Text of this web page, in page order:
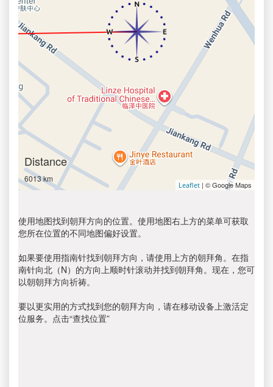
Distance
6013 km
Leaflet | © Google Maps
使用地图找到朝拜方向的位置。使用地图右上方的菜单可获取
您所在位置的不同地图偏好设置。
如果要使用指南针找到朝拜方向，请使用上方的朝拜角。在指
南针向北（N）的方向上顺时针滚动并找到朝拜角。现在，您可
以朝朝拜方向祈祷。
要以更实用的方式找到您的朝拜方向，请在移动设备上激活定
位服务。点击“查找位置”